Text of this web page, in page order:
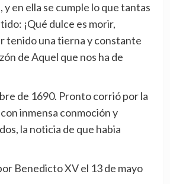
y en ella se cumple lo que tantas
¡Qué dulce es morir,
tenido una tierna y constante
de Aquel que nos ha de
de 1690. Pronto corrió por la
inmensa conmoción y
la noticia de que habia
Benedicto XV el 13 de mayo